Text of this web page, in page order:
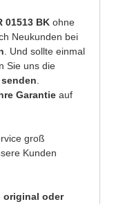
01513 BK ohne
Neukunden bei
. Und sollte einmal
Sie uns die
Garantie auf
groß
Kunden
original oder